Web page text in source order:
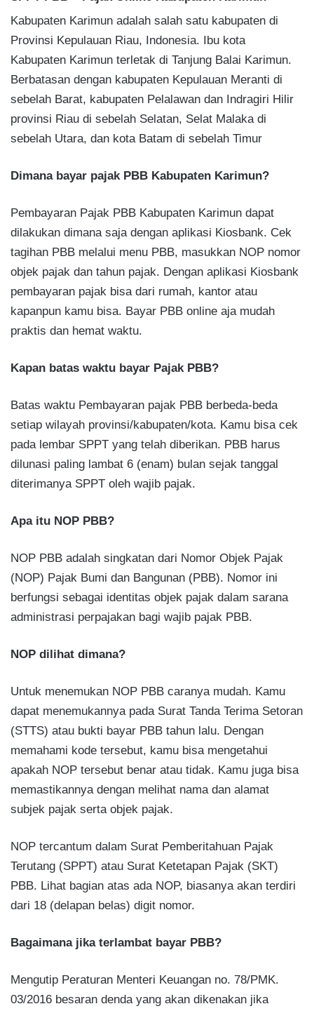
Kabupaten Karimun adalah salah satu kabupaten di
Provinsi Kepulauan Riau, Indonesia. Ibu kota
Kabupaten Karimun terletak di Tanjung Balai Karimun.
Berbatasan dengan kabupaten Kepulauan Meranti di
sebelah Barat, kabupaten Pelalawan dan Indragiri Hilir
provinsi Riau di sebelah Selatan, Selat Malaka di
sebelah Utara, dan kota Batam di sebelah Timur
Dimana bayar pajak PBB Kabupaten Karimun?
Pembayaran Pajak PBB Kabupaten Karimun dapat
dilakukan dimana saja dengan aplikasi Kiosbank. Cek
tagihan PBB melalui menu PBB, masukkan NOP nomor
objek pajak dan tahun pajak. Dengan aplikasi Kiosbank
pembayaran pajak bisa dari rumah, kantor atau
kapanpun kamu bisa. Bayar PBB online aja mudah
praktis dan hemat waktu.
Kapan batas waktu bayar Pajak PBB?
Batas waktu Pembayaran pajak PBB berbeda-beda
setiap wilayah provinsi/kabupaten/kota. Kamu bisa cek
pada lembar SPPT yang telah diberikan. PBB harus
dilunasi paling lambat 6 (enam) bulan sejak tanggal
diterimanya SPPT oleh wajib pajak.
Apa itu NOP PBB?
NOP PBB adalah singkatan dari Nomor Objek Pajak
(NOP) Pajak Bumi dan Bangunan (PBB). Nomor ini
berfungsi sebagai identitas objek pajak dalam sarana
administrasi perpajakan bagi wajib pajak PBB.
NOP dilihat dimana?
Untuk menemukan NOP PBB caranya mudah. Kamu
dapat menemukannya pada Surat Tanda Terima Setoran
(STTS) atau bukti bayar PBB tahun lalu. Dengan
memahami kode tersebut, kamu bisa mengetahui
apakah NOP tersebut benar atau tidak. Kamu juga bisa
memastikannya dengan melihat nama dan alamat
subjek pajak serta objek pajak.
NOP tercantum dalam Surat Pemberitahuan Pajak
Terutang (SPPT) atau Surat Ketetapan Pajak (SKT)
PBB. Lihat bagian atas ada NOP, biasanya akan terdiri
dari 18 (delapan belas) digit nomor.
Bagaimana jika terlambat bayar PBB?
Mengutip Peraturan Menteri Keuangan no. 78/PMK.
03/2016 besaran denda yang akan dikenakan jika